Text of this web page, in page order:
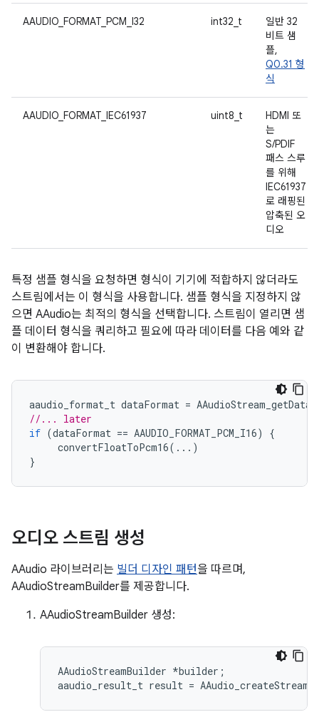
AAUDIO_FORMAT_PCM_I32 int32_t
일반 32
비트 샘
플,
Q0.31 형
식
AAUDIO_FORMAT_IEC61937 uint8_t
HDMI 또
는
S/PDIF
패스 스루
를 위해
IEC61937
로 래핑된
압축된 오
디오
특정 샘플 형식을 요청하면 형식이 기기에 적합하지 않더라도
스트림에서는 이 형식을 사용합니다. 샘플 형식을 지정하지 않
으면 AAudio는 최적의 형식을 선택합니다. 스트림이 열리면 샘
플 데이터 형식을 쿼리하고 필요에 따라 데이터를 다음 예와 같
이 변환해야 합니다.
aaudio_format_t dataFormat =
//... later
if (dataFormat == AAUDIO_FORMAT_PCM_I16)
{
convertFloatToPcm16(...)
}
오디오 스트림 생성
AAudio 라이브러리는 빌더 디자인 패턴을 따르며,
AAudioStreamBuilder를 제공합니다.
AAudioStreamBuilder 생성:
AAudioStreamBuilder *builder;